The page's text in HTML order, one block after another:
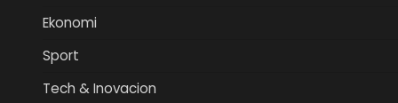
Ekonomi
Sport
Tech & Inovacion